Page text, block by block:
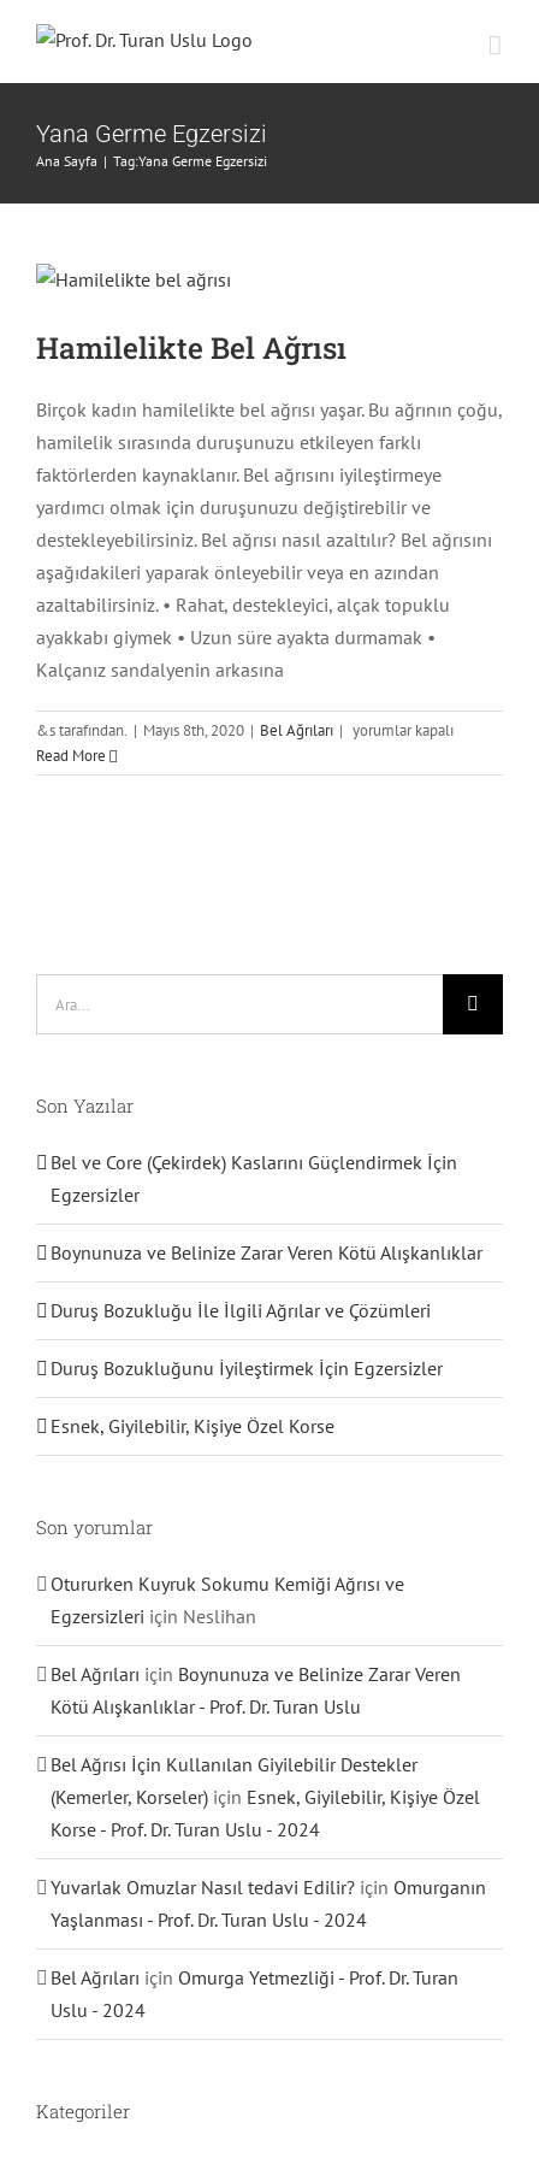
content
Yana Germe Egzersizi
Ana Sayfa | Tag:Yana Germe Egzersizi
Hamilelikte Bel Ağrısı
Birçok kadın hamilelikte bel ağrısı yaşar. Bu ağrının çoğu,
hamilelik sırasında duruşunuzu etkileyen farklı
faktörlerden kaynaklanır. Bel ağrısını iyileştirmeye
yardımcı olmak için duruşunuzu değiştirebilir ve
destekleyebilirsiniz. Bel ağrısı nasıl azaltılır? Bel ağrısını
aşağıdakileri yaparak önleyebilir veya en azından
azaltabilirsiniz. • Rahat, destekleyici, alçak topuklu
ayakkabı giymek • Uzun süre ayakta durmamak •
Kalçanız sandalyenin arkasına
&s tarafından. | Mayıs 8th, 2020 | Bel Ağrıları | Hamilelikte
Ağrısı
yorumlar kapalı
Read More
Son Yazılar
Bel ve Core (Çekirdek) Kaslarını Güçlendirmek İçin
Egzersizler
Boynunuza ve Belinize Zarar Veren Kötü Alışkanlıklar
Duruş Bozukluğu İle İlgili Ağrılar ve Çözümleri
Duruş Bozukluğunu İyileştirmek İçin Egzersizler
Esnek, Giyilebilir, Kişiye Özel Korse
Son yorumlar
Otururken Kuyruk Sokumu Kemiği Ağrısı ve
Egzersizleri için Neslihan
Bel Ağrıları için Boynunuza ve Belinize Zarar Veren
Kötü Alışkanlıklar - Prof. Dr. Turan Uslu
Bel Ağrısı İçin Kullanılan Giyilebilir Destekler
(Kemerler, Korseler) için Esnek, Giyilebilir, Kişiye Özel
Korse - Prof. Dr. Turan Uslu - 2024
Yuvarlak Omuzlar Nasıl tedavi Edilir? için Omurganın
Yaşlanması - Prof. Dr. Turan Uslu - 2024
Bel Ağrıları için Omurga Yetmezliği - Prof. Dr. Turan
Uslu - 2024
Kategoriler